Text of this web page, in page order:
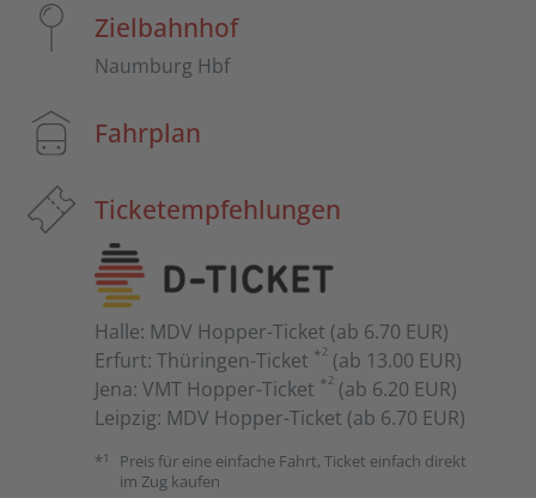
Zielbahnhof
Naumburg Hbf
Fahrplan
Ticketempfehlungen
Halle: MDV Hopper-Ticket (ab 6.70 EUR)
Erfurt:Thüringen-Ticket *2 (ab 13.00 EUR)
Jena:VMT Hopper-Ticket *2 (ab 6.20 EUR)
Leipzig: MDV Hopper-Ticket (ab 6.70 EUR)
*1
Preis für eine einfache Fahrt, Ticket einfach direkt
im Zug kaufen